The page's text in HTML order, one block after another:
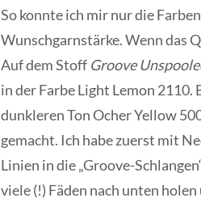
So konnte ich mir nur die
Wunschgarnstärke. Wenn das
Auf dem Stoff Groove
in der Farbe Light Lemon 2110.
dunkleren Ton Ocher Yellow
gemacht. Ich habe zuerst mit
Linien in die „Groove-
viele (!) Fäden nach unten